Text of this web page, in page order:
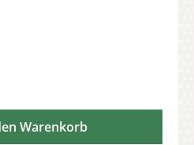
Warenkorb